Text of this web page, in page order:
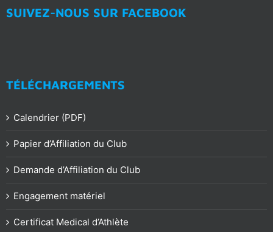
SUIVEZ-NOUS SUR FACEBOOK
TÉLÉCHARGEMENTS
Calendrier (PDF)
Papier d’Affiliation du Club
Demande d’Affiliation du Club
Engagement matériel
Certificat Medical d’Athlète